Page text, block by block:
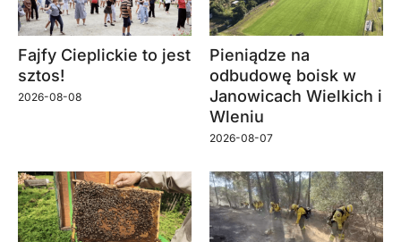
Fajfy Cieplickie to jest
sztos!
2026-08-08
Pieniądze na
odbudowę boisk w
Janowicach Wielkich i
Wleniu
2026-08-07